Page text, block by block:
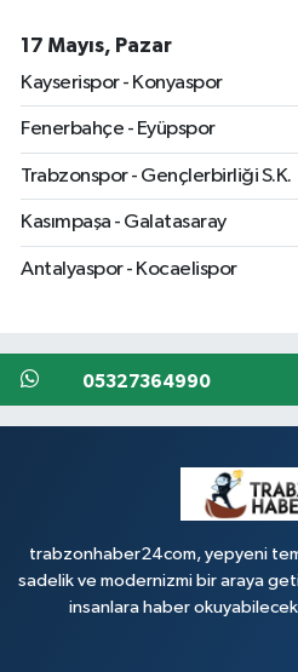
17 Mayıs, Pazar
Kayserispor - Konyaspor
Fenerbahçe - Eyüpspor
Trabzonspor - Gençlerbirliği S.K.
Kasımpaşa - Galatasaray
Antalyaspor - Kocaelispor
05327364990
trabzonhaber24com, yepyeni
sadelik ve modernizmi bir araya
insanlara haber